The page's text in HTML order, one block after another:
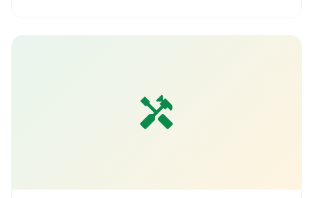
handyman